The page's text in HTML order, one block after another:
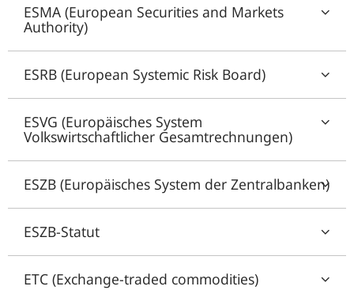
ESMA (European Securities and Markets
Authority)
ESRB (European Systemic Risk Board)
ESVG (Europäisches System
Volkswirtschaftlicher Gesamtrechnungen)
ESZB (Europäisches System der Zentralbanken)
ESZB-Statut
ETC (Exchange-traded commodities)